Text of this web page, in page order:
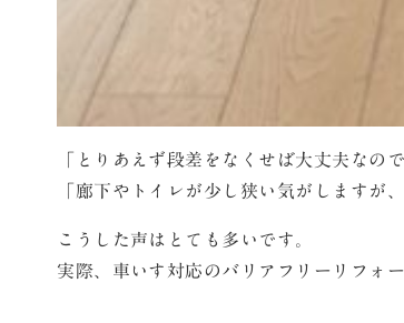
「とりあえず段差をなくせば大丈夫なの
「廊下やトイレが少し狭い気がしますが
こうした声はとても多いです。
実際、車いす対応のバリアフリーリフォ